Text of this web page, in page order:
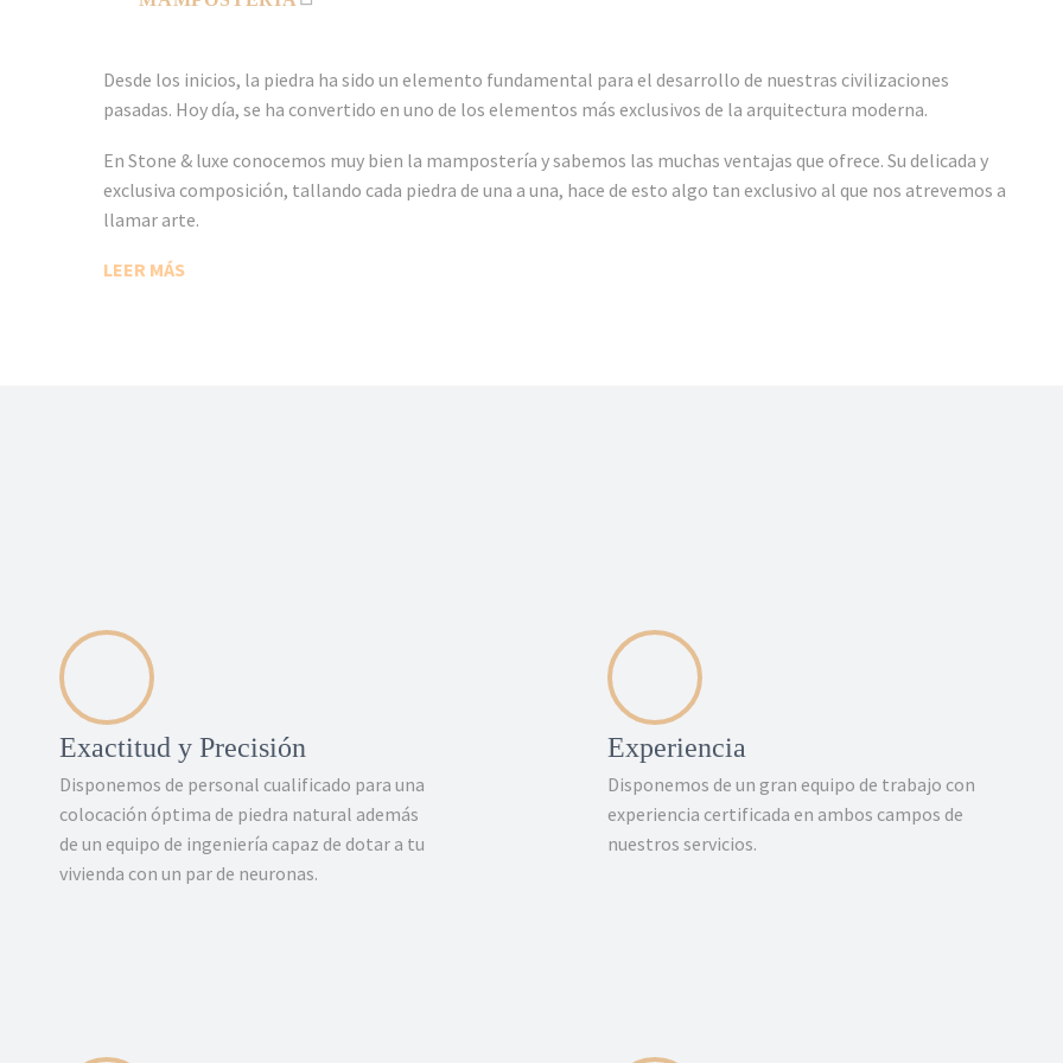
Desde los inicios, la piedra ha sido un elemento fundamental para el desarrollo de nuestras civilizaciones
pasadas. Hoy día, se ha convertido en uno de los elementos más exclusivos de la arquitectura moderna.
En Stone & luxe conocemos muy bien la mampostería y sabemos las muchas ventajas que ofrece. Su delicada y
exclusiva composición, tallando cada piedra de una a una, hace de esto algo tan exclusivo al que nos atrevemos a
llamar arte.
LEER MÁS
Exactitud y Precisión
Disponemos de personal cualificado para una
colocación óptima de piedra natural además
de un equipo de ingeniería capaz de dotar a tu
vivienda con un par de neuronas.
Experiencia
Disponemos de un gran equipo de trabajo con
experiencia certificada en ambos campos de
nuestros servicios.